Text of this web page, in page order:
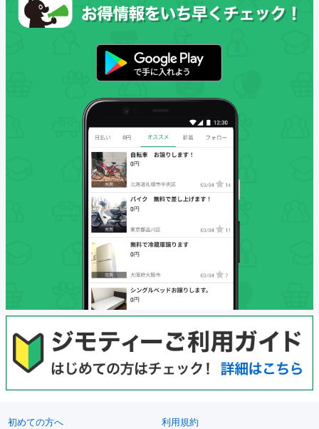
初めての方へ 利用規約